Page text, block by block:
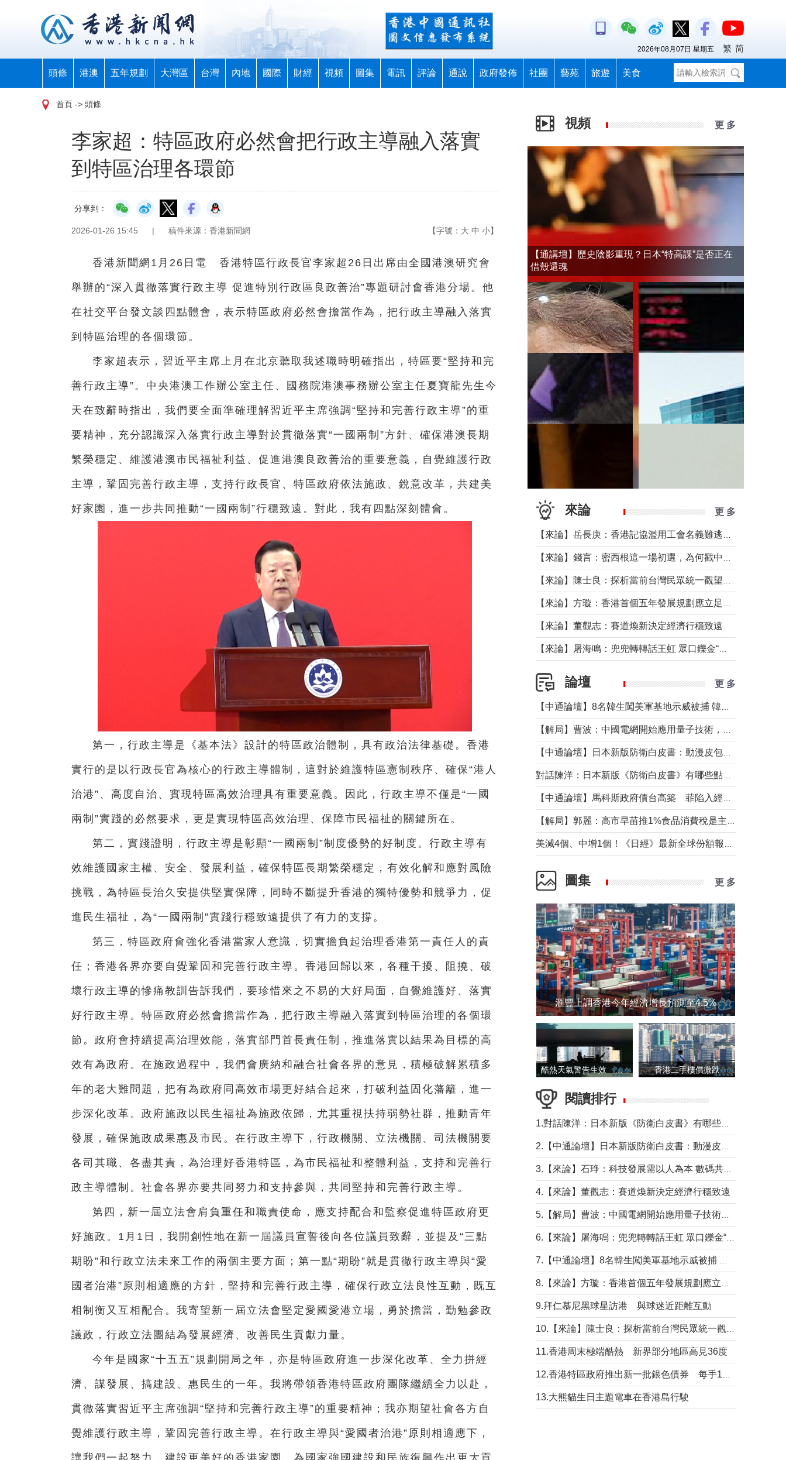
頭條 港澳 五年規劃 大灣區 台灣 內地 國際 財經 視頻 圖集 電訊 評論 通說 政府發佈 社團 藝苑 旅遊 美食
2026年08月07日 星期五 繁 简
首頁 -> 頭條
李家超：特區政府必然會把行政主導融入落實
到特區治理各環節
分享到：
2026-01-26 15:45 | 稿件來源：香港新聞網 【字號： 大 中 小】
香港新聞網1月26日電 香港特區行政長官李家超26日 出席由全國港澳研究會
舉辦的“深入貫徹落實行政主導 促進特別行政區良政善治”專題研討會香港分場。他
在社交平台發文談四點體會，表示特區政府必然會擔當作為，把行政主導融入落實
到特區治理的各個環節。
李家超表示，習近平主席上月在北京聽取我述職時明確指出，特區要“堅持和完
善行政主導”。中央港澳工作辦公室主任、國務院港澳事務辦公室主任夏寶龍先生今
天在致辭時指出，我們要全面準確理解習近平主席強調“堅持和完善行政主導”的重
要精神，充分認識深入落實行政主導對於貫徹落實“一國兩制”方針、確保港澳長期
繁榮穩定、維護港澳市民福祉利益、促進港澳良政善治的重要意義，自覺維護行政
主導，鞏固完善行政主導，支持行政長官、特區政府依法施政、銳意改革，共建美
好家園，進一步共同推動“一國兩制”行穩致遠。對此，我有四點深刻體會。
第一，行政主導是《基本法》設計的特區政治體制，具有政治法律基礎。香港
實行的是以行政長官為核心的行政主導體制，這對於維護特區憲制秩序、確保“港人
治港”、高度自治、實現特區高效治理具有重要意義。因此，行政主導不僅是“一國
兩制”實踐的必然要求，更是實現特區高效治理、保障市民福祉的關鍵所在。
第二，實踐證明，行政主導是彰顯“一國兩制”制度優勢的好制度。行政主導有
效維護國家主權、安全、發展利益，確保特區長期繁榮穩定，有效化解和應對風險
挑戰，為特區長治久安提供堅實保障，同時不斷提升香港的獨特優勢和競爭力，促
進民生福祉，為“一國兩制”實踐行穩致遠提供了有力的支撐。
第三，特區政府會強化香港當家人意識，切實擔負起治理香港第一責任人的責
任；香港各界亦要自覺鞏固和完善行政主導。香港回歸以來，各種干擾、阻撓、破
壞行政主導的慘痛教訓告訴我們，要珍惜來之不易的大好局面，自覺維護好、落實
好行政主導。特區政府必然會擔當作為，把行政主導融入落實到特區治理的各個環
節。政府會持續提高治理效能，落實部門首長責任制，推進落實以結果為目標的高
效有為政府。在施政過程中，我們會廣納和融合社會各界的意見，積極破解累積多
年的老大難問題，把有為政府同高效市場更好結合起來，打破利益固化藩籬，進一
步深化改革。政府施政以民生福祉為施政依歸，尤其重視扶持弱勢社群，推動青年
發展，確保施政成果惠及市民。在行政主導下，行政機關、立法機關、司法機關要
各司其職、各盡其責，為治理好香港特區，為市民福祉和整體利益，支持和完善行
政主導體制。社會各界亦要共同努力和支持參與，共同堅持和完善行政主導。
第四，新一屆立法會肩負重任和職責使命，應支持配合和監察促進特區政府更
好施政。1月1日，我開創性地在新一屆議員宣誓後向各位議員致辭，並提及“三點
期盼”和行政立法未來工作的兩個主要方面；第一點“期盼”就是貫徹行政主導與“愛
國者治港”原則相適應的方針，堅持和完善行政主導，確保行政立法良性互動，既互
相制衡又互相配合。我寄望新一屆立法會堅定愛國愛港立場，勇於擔當，勤勉參政
議政，行政立法團結為發展經濟、改善民生貢獻力量。
今年是國家“十五五”規劃開局之年，亦是特區政府進一步深化改革、全力拼經
濟、謀發展、搞建設、惠民生的一年。我將帶領香港特區政府團隊繼續全力以赴，
貫徹落實習近平主席強調“堅持和完善行政主導”的重要精神；我亦期望社會各方自
覺維護行政主導，鞏固完善行政主導。在行政主導與“愛國者治港”原則相適應下，
視頻 更 多
【通講壇】歷史陰影重現？日本“特高課”是否正在
借殼還魂
來論 更 多
【來論】董觀志：賽道煥新決定經濟行穩致遠
論壇 更 多
圖集 更 多
滙豐上調香港今年經濟增長預測至4.5%
酷熱天氣警告生效 本港高溫持續至下周 香港二手樓價微跌
閱讀排行
4.【來論】董觀志：賽道煥新決定經濟行穩致遠
9.拜仁慕尼黑球星訪港 與球迷近距離互動
11.香港周末極端酷熱 新界部分地區高見36度
13.大熊貓生日主題電車在香港島行駛